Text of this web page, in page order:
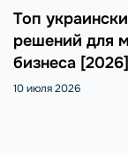
Топ
решений для
бизнеса [2026]
10 июля 2026